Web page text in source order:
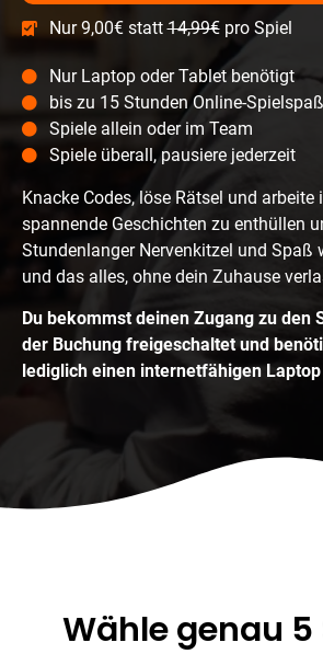
Nur 9,00€ statt14,99€pro Spiel
Nur Laptop oder Tablet benötigt
bis zu 15 Stunden Online-Spielspaß
Spiele allein oder im Team
Spiele überall, pausiere jederzeit
Knacke Codes, löse Rätsel und arbeite
spannende Geschichten zu enthüllen
Stundenlanger Nervenkitzel und Spaß
und das alles, ohne dein Zuhause
Du bekommst deinen Zugang zu den
der Buchung freigeschaltet und
lediglich einen internetfähigen
Wähle genau 5